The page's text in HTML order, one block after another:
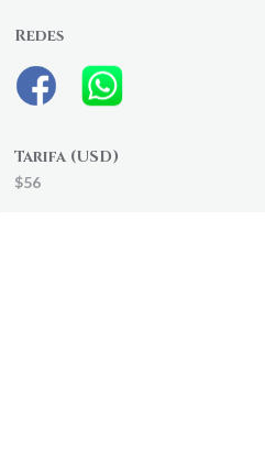
Redes
Tarifa (USD)
$56